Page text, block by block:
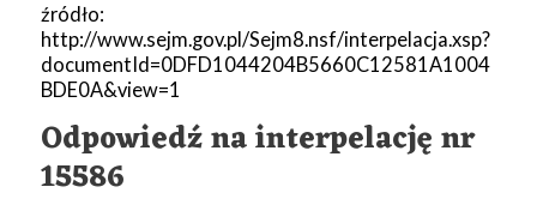
źródło:
http://www.sejm.gov.pl/Sejm8.nsf/interpelacja.xsp?
documentId=0DFD1044204B5660C12581A1004
BDE0A&view=1
Odpowiedź na interpelację nr
15586